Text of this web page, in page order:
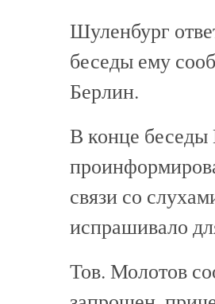
Шуленбург
беседы ему
Берлин.
В конце
связи со
испрашивало
Тов. Молотов